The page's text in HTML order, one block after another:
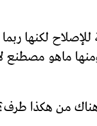
لكنها
ماهو مصطنع
من هكذا